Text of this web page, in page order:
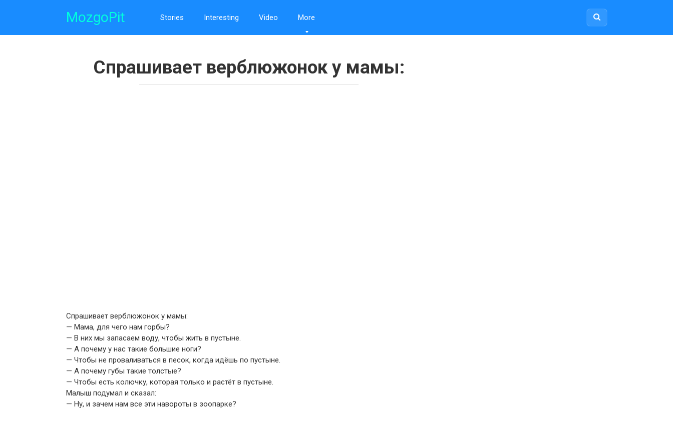
MozgoPit Stories Interesting Video More
Спрашивает верблюжонок у мамы:
Спрашивает верблюжонок у мамы:
— Мама, для чего нам горбы?
— В них мы запасаем воду, чтобы жить в пустыне.
— А почему у нас такие большие ноги?
— Чтобы не проваливаться в песок, когда идёшь по пустыне.
— А почему губы такие толстые?
— Чтобы есть колючку, которая только и растёт в пустыне.
Малыш подумал и сказал:
— Ну, и зачем нам все эти навороты в зоопарке?